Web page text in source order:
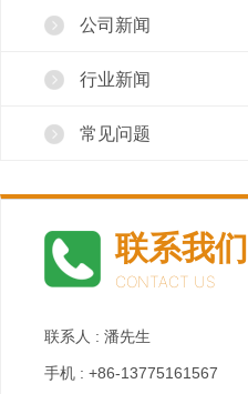
公司新闻
行业新闻
常见问题
联系我们
CONTACT US
联系人 : 潘先生
手机 : +86-13775161567